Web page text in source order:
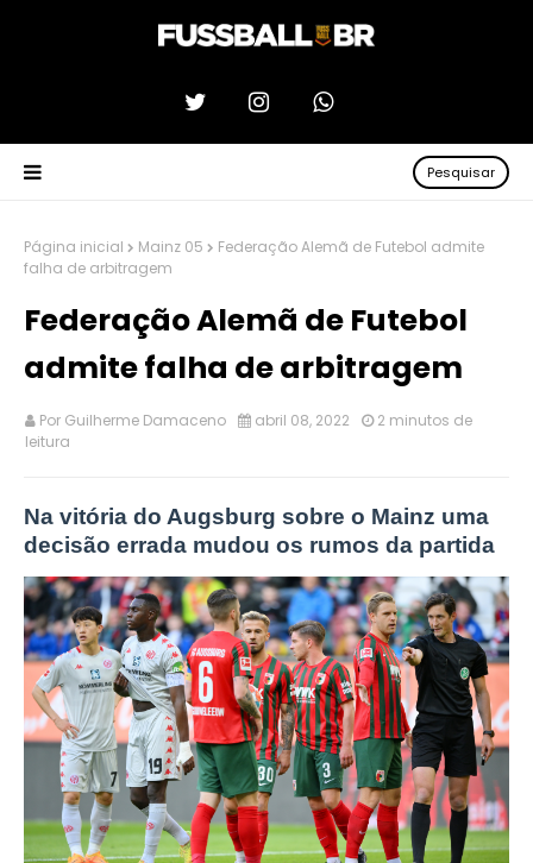
Pesquisar
Página inicial Mainz 05
Federação Alemã de Futebol admite
falha de arbitragem
Federação Alemã de Futebol
admite falha de arbitragem
Por Guilherme Damaceno abril 08, 2022
2 minutos de
leitura
Na vitória do Augsburg sobre o Mainz uma
decisão errada mudou os rumos da partida